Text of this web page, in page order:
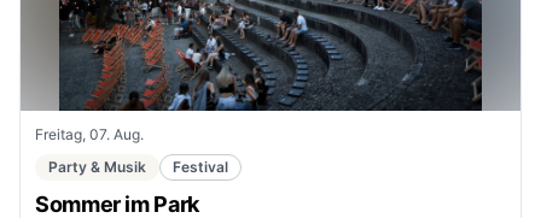
Freitag, 07. Aug.
Party & Musik
Festival
Sommer im Park